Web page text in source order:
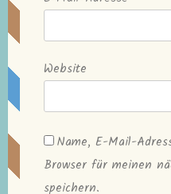
Website
Name, E-Mail-
Browser für meinen
speichern.